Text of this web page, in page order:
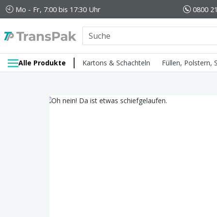
Mo - Fr, 7:00 bis 17:30 Uhr 0800
Alle Produkte Kartons & Schachteln Füllen, Polstern,